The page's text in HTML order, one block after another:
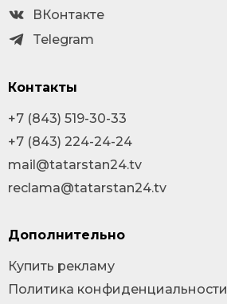
ВКонтакте
Telegram
Контакты
+7 (843) 519-30-33
+7 (843) 224-24-24
mail@tatarstan24.tv
reclama@tatarstan24.tv
Дополнительно
Купить рекламу
Политика конфиденциальности